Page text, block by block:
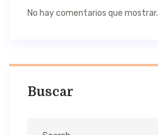
No hay comentarios que mostrar.
Buscar